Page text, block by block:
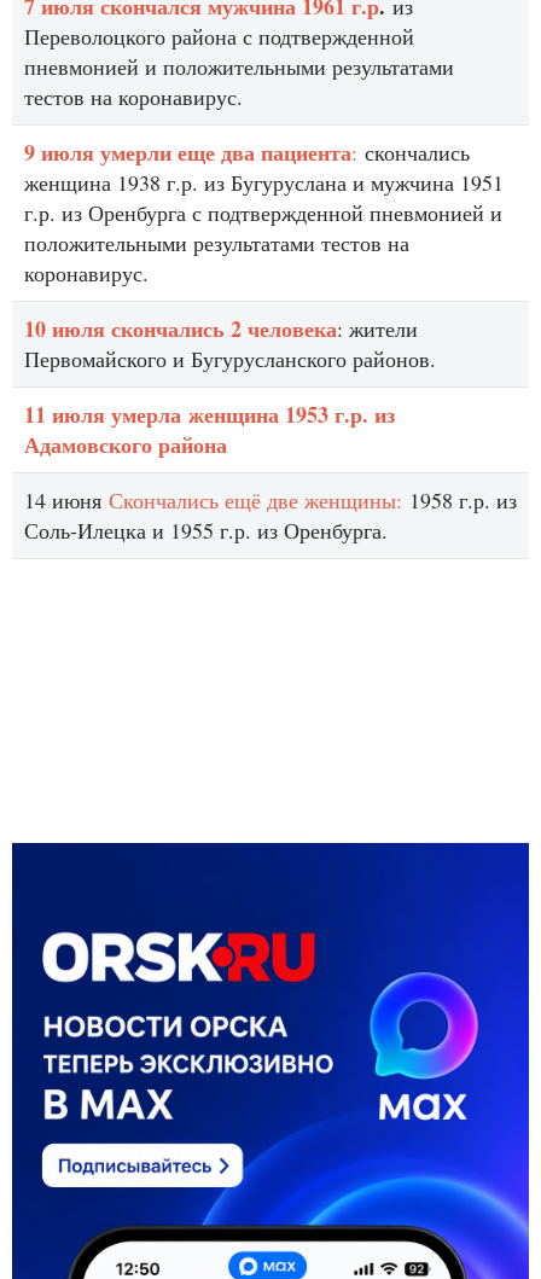
7 июля скончался мужчина 1961 г.р. из
Переволоцкого района с подтвержденной
пневмонией и положительными результатами
тестов на коронавирус.
9 июля умерли еще два пациента: скончались
женщина 1938 г.р. из Бугуруслана и мужчина 1951
г.р. из Оренбурга с подтвержденной пневмонией и
положительными результатами тестов на
коронавирус.
10 июля скончались 2 человека: жители
Первомайского и Бугурусланского районов.
11 июля умерла женщина 1953 г.р. из
Адамовского района
14 июня Скончались ещё две женщины: 1958 г.р. из
Соль-Илецка и 1955 г.р. из Оренбурга.